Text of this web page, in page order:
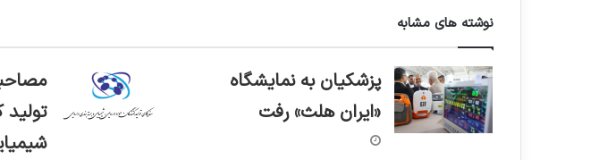
نوشته های مشابه
پزشکیان به نمایشگاه
«ایران هلث» رفت
تولید